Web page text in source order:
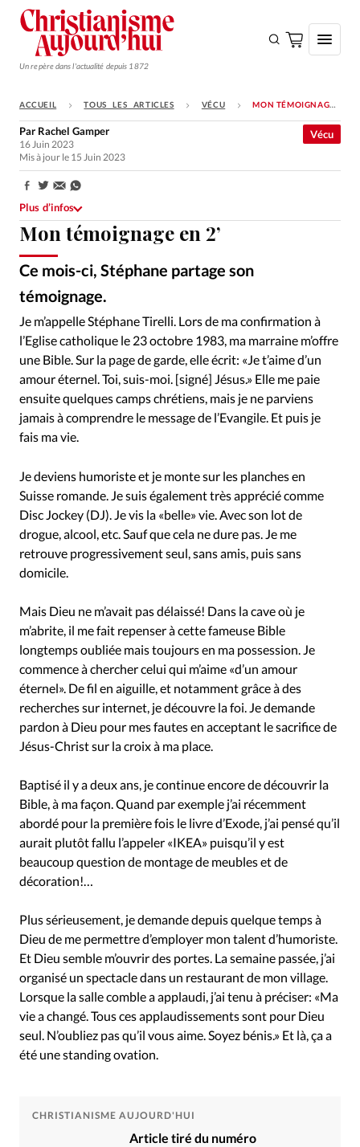
Un repère dans l'actualité depuis 1872
S'ABONNER
Monde
Opinions
Tous les articles
Faire un don
Emploi
Se connecter
Édition: Internationale
Devise: CHF
RUBRIQUES
Tous les articles
Dossier
Eglises Foi Génération réveil
Monde
Opinions
Publireportage
Relations Aujourd'hui
Société
Tour du monde des Eglises
Trait d'Ixène
Vécu
Vie Intérieure
ACCUEIL TOUS LES ARTICLES VÉCU MON TÉMOIGNAGE EN 2’
Mon témoignage en 2’
Ce mois-ci, Stéphane partage son
témoignage.
Vécu
Par Rachel Gamper
16 Juin 2023
Mis à jour le 15 Juin 2023
Partager:
Plus d’infos
Je m’appelle Stéphane Tirelli. Lors de ma confirmation à
l’Eglise catholique le 23 octobre 1983, ma marraine m’offre
une Bible. Sur la page de garde, elle écrit: «Je t’aime d’un
amour éternel. Toi, suis-moi. [signé] Jésus.» Elle me paie
ensuite quelques camps chrétiens, mais je ne parviens
jamais à comprendre le message de l’Evangile. Et puis je
fais ma vie.
Je deviens humoriste et je monte sur les planches en
Suisse romande. Je suis également très apprécié comme
Disc Jockey (DJ). Je vis la «belle» vie. Avec son lot de
drogue, alcool, etc. Sauf que cela ne dure pas. Je me
retrouve progressivement seul, sans amis, puis sans
domicile.
Mais Dieu ne m’avait pas délaissé! Dans la cave où je
m’abrite, il me fait repenser à cette fameuse Bible
longtemps oubliée mais toujours en ma possession. Je
commence à chercher celui qui m’aime «d’un amour
éternel». De fil en aiguille, et notamment grâce à des
recherches sur internet, je découvre la foi. Je demande
pardon à Dieu pour mes fautes en acceptant le sacrifice de
Jésus-Christ sur la croix à ma place.
Baptisé il y a deux ans, je continue encore de découvrir la
Bible, à ma façon. Quand par exemple j’ai récemment
abordé pour la première fois le livre d’Exode, j’ai pensé qu’il
aurait plutôt fallu l’appeler «IKEA» puisqu’il y est
beaucoup question de montage de meubles et de
décoration!…
Plus sérieusement, je demande depuis quelque temps à
Dieu de me permettre d’employer mon talent d’humoriste.
Et Dieu semble m’ouvrir des portes. La semaine passée, j’ai
organisé un spectacle dans un restaurant de mon village.
Lorsque la salle comble a applaudi, j’ai tenu à préciser: «Ma
vie a changé. Tous ces applaudissements sont pour Dieu
seul. N’oubliez pas qu’il vous aime. Soyez bénis.» Et là, ça a
été une standing ovation.
CHRISTIANISME AUJOURD'HUI
Article tiré du numéro